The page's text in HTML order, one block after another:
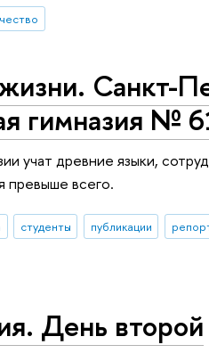
Санкт-
гимназия №
учат древние языки,
превыше всего.
студенты публикации
День второй